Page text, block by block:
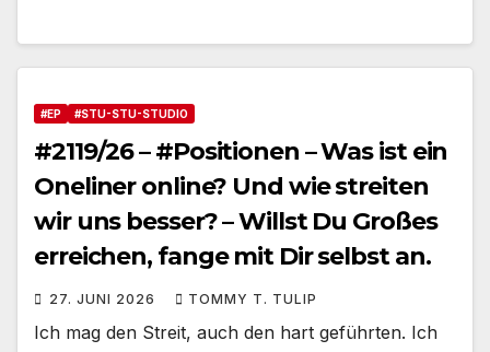
#EP #STU-STU-STUDIO
#2119/26 – #Positionen – Was ist ein
Oneliner online? Und wie streiten
wir uns besser? – Willst Du Großes
erreichen, fange mit Dir selbst an.
27. JUNI 2026 TOMMY T. TULIP
Ich mag den Streit, auch den hart geführten. Ich